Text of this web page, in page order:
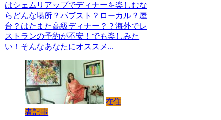
はシェムリアップでディナーを楽しむな
らどんな場所？パブスト？ローカル？屋
台？はたまた高級ディナー？？海外でレ
ストランの予約が不安！でも楽しみた
い！そんなあなたにオススメ...
在住
者記事